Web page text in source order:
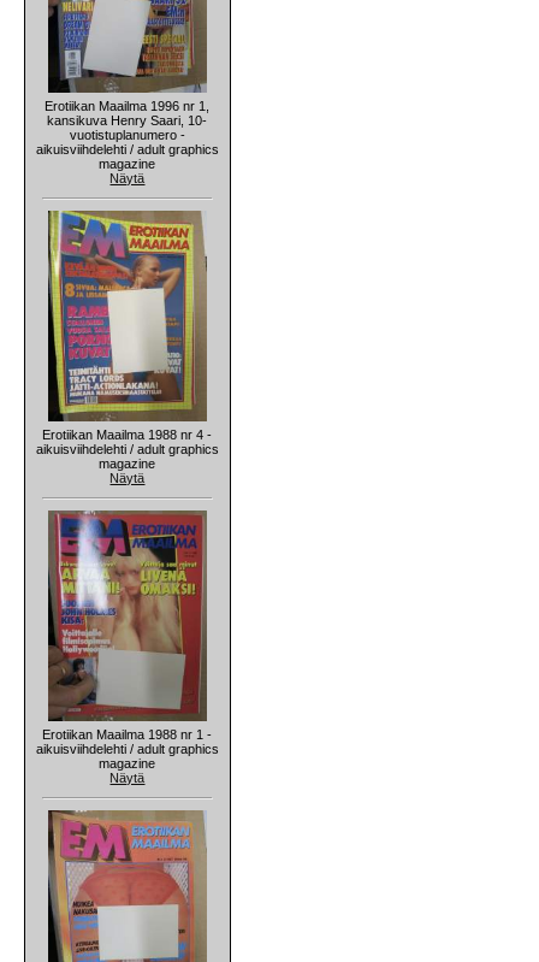
Erotiikan Maailma 1996 nr 1,
kansikuva Henry Saari, 10-
vuotistuplanumero -
aikuisviihdelehti / adult graphics
magazine
Näytä
Erotiikan Maailma 1988 nr 4 -
aikuisviihdelehti / adult graphics
magazine
Näytä
Erotiikan Maailma 1988 nr 1 -
aikuisviihdelehti / adult graphics
magazine
Näytä